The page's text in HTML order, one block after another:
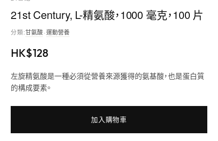
21st Century, L-精氨酸，1000 毫克，100 片
分類:甘氨酸·運動營養
HK$128
左旋精氨酸是一種必須從營養來源獲得的氨基酸，也是蛋白質
的構成要素。
加入購物車